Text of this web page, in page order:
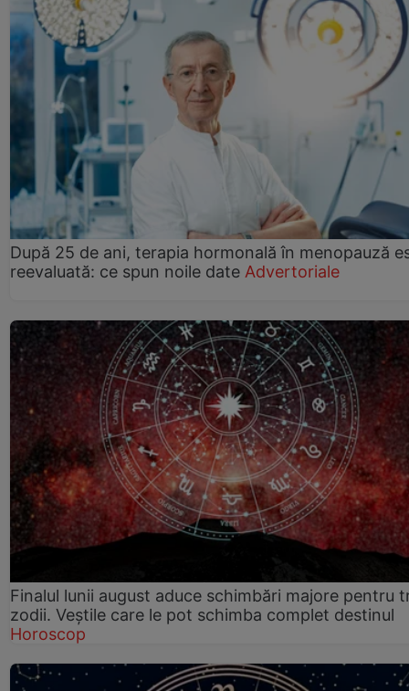
După 25 de ani, terapia hormonală în menopauză
reevaluată: ce spun noile date Advertoriale
Finalul lunii august aduce schimbări majore pentru
zodii. Veștile care le pot schimba complet destinul
Horoscop